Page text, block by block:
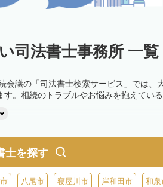
司法書士事務所 一覧
会議の「司法書士検索サービス」では、
。相続のトラブルやお悩みを抱えてい
士を探す
八尾市 寝屋川市 岸和田市 和泉